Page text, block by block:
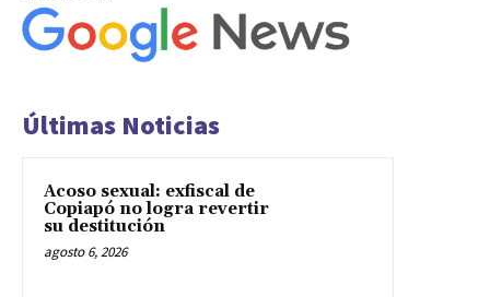
Últimas Noticias
Acoso sexual: exfiscal de
Copiapó no logra revertir
su destitución
agosto 6, 2026